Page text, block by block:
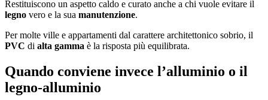
Restituiscono un aspetto caldo e curato anche a chi vuole evitare il
legno vero e la sua manutenzione.
Per molte ville e appartamenti dal carattere architettonico sobrio, il
PVC di alta gamma è la risposta più equilibrata.
Quando conviene invece l’alluminio o il
legno-alluminio